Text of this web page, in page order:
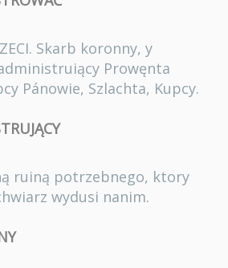
Skarb koronny, y
Prowęnta
Pánowie, Szlachta, Kupcy.
ruiną potrzebnego, ktory
wydusi nanim.